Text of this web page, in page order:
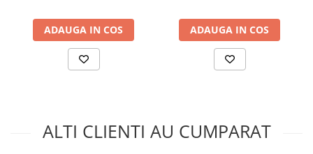
Pivot suspensie
Ambreiaj
► Accesorii auto
■ Covorase/presuri auto
ADAUGA IN COS ADAUGA IN COS
ALTI CLIENTI AU CUMPARAT